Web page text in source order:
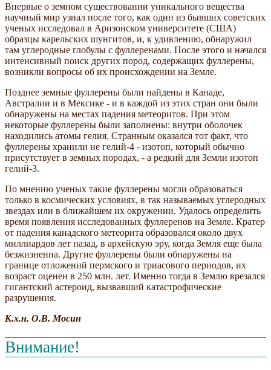
Впервые о земном существовании уникального вещества
научный мир узнал после того, как один из бывших советских
ученых исследовал в Аризонском университете (США)
образцы карельских шунгитов, и, к удивлению, обнаружил
там углеродные глобулы с фуллеренами. После этого и начался
интенсивный поиск других пород, содержащих фуллерены,
возникли вопросы об их происхождении на Земле.
Позднее земные фуллерены были найдены в Канаде,
Австралии и в Мексике - и в каждой из этих стран они были
обнаружены на местах падения метеоритов. При этом
некоторые фуллерены были заполнены: внутри оболочек
находились атомы гелия. Странным оказался тот факт, что
фуллерены хранили не гелий-4 - изотоп, который обычно
присутствует в земных породах, - а редкий для Земли изотоп
гелий-3.
По мнению ученых такие фуллерены могли образоваться
только в космических условиях, в так называемых углеродных
звездах или в ближайшем их окружении. Удалось определить
время появления исследованных фуллеренов на Земле. Кратер
от падения канадского метеорита образовался около двух
миллиардов лет назад, в архейскую эру, когда Земля еще была
безжизненна. Другие фуллерены были обнаружены на
границе отложений пермского и триасового периодов, их
возраст оценен в 250 млн. лет. Именно тогда в Землю врезался
гигантский астероид, вызвавший катастрофические
разрушения.
К.х.н. О.В. Мосин
Внимание!